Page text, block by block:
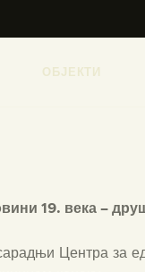
ОБЈЕКТИ
19. века –
Центра за